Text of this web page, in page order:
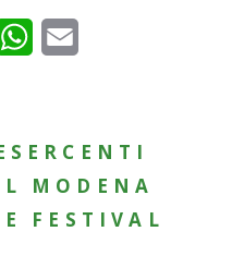
Twitter WhatsApp
MODENA
FESTIVAL